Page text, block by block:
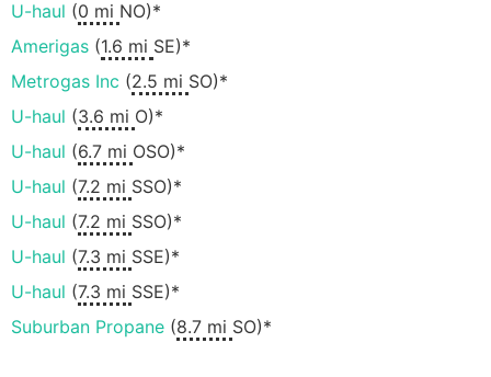
U-haul (0 mi NO)*
Amerigas (1.6 mi SE)*
Metrogas Inc (2.5 mi SO)*
U-haul (3.6 mi O)*
U-haul (6.7 mi OSO)*
U-haul (7.2 mi SSO)*
U-haul (7.2 mi SSO)*
U-haul (7.3 mi SSE)*
U-haul (7.3 mi SSE)*
Suburban Propane (8.7 mi SO)*